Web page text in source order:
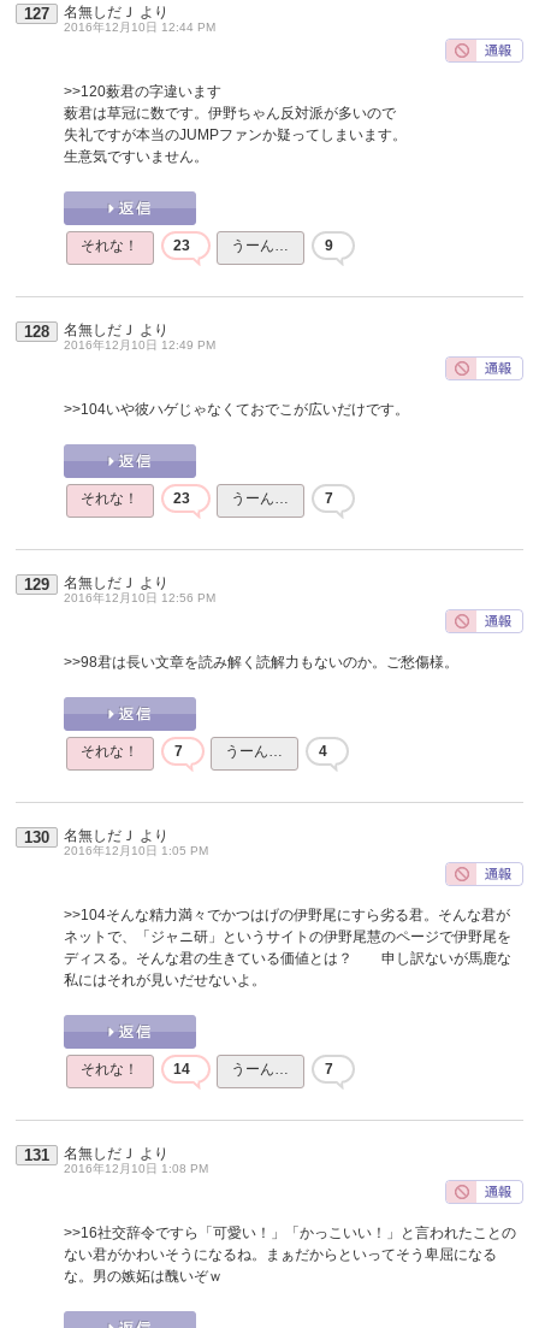
127 名無しだＪ より
2016年12月10日 12:44 PM
>>120薮君の字違います
薮君は草冠に数です。伊野ちゃん反対派が多いので
失礼ですが本当のJUMPファンか疑ってしまいます。
生意気ですいません。
それな！ 23 うーん… 9
128 名無しだＪ より
2016年12月10日 12:49 PM
>>104いや彼ハゲじゃなくておでこが広いだけです。
それな！ 23 うーん… 7
129 名無しだＪ より
2016年12月10日 12:56 PM
>>98君は長い文章を読み解く読解力もないのか。ご愁傷様。
それな！ 7 うーん… 4
130 名無しだＪ より
2016年12月10日 1:05 PM
>>104そんな精力満々でかつはげの伊野尾にすら劣る君。そんな君が
ネットで、「ジャニ研」というサイトの伊野尾慧のページで伊野尾を
ディスる。そんな君の生きている価値とは？ 申し訳ないが馬鹿な
私にはそれが見いだせないよ。
それな！ 14 うーん… 7
131 名無しだＪ より
2016年12月10日 1:08 PM
>>16社交辞令ですら「可愛い！」「かっこいい！」と言われたことの
ない君がかわいそうになるね。まぁだからといってそう卑屈になる
な。男の嫉妬は醜いぞｗ